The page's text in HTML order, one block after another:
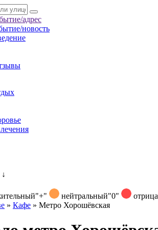
адрес
новость
↓
"+" нейтральный"0"
» Кафе » Метро Хорошёвская